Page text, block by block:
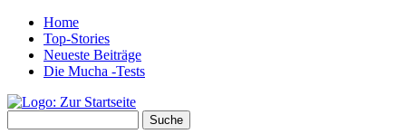
Home
Top-Stories
Neueste Beiträge
Die Mucha -Tests